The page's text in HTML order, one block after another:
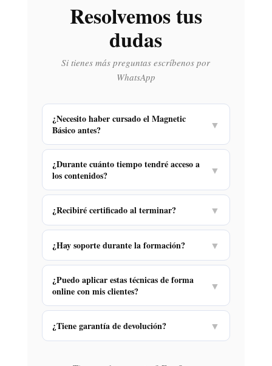
Resolvemos tus
dudas
Si tienes más preguntas escríbenos por
WhatsApp
¿Necesito haber cursado el Magnetic
Básico antes?
▼
¿Durante cuánto tiempo tendré acceso a
los contenidos?
▼
¿Recibiré certificado al terminar? ▼
¿Hay soporte durante la formación? ▼
¿Puedo aplicar estas técnicas de forma
online con mis clientes?
▼
¿Tiene garantía de devolución? ▼